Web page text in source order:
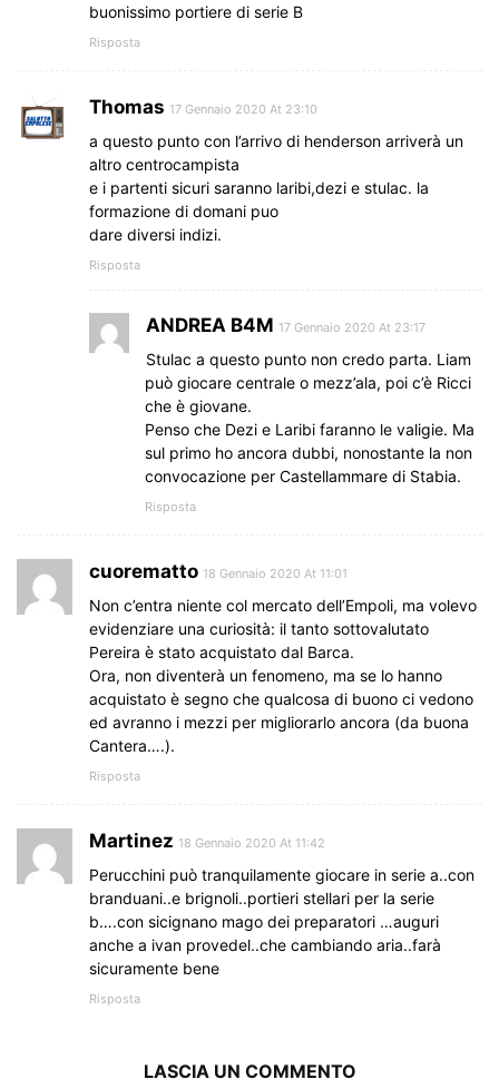
buonissimo portiere di serie B
Risposta
Thomas 17 Gennaio 2020 At 23:10
a questo punto con l’arrivo di henderson arriverà un
altro centrocampista
e i partenti sicuri saranno laribi,dezi e stulac. la
formazione di domani puo
dare diversi indizi.
Risposta
ANDREA B4M 17 Gennaio 2020 At 23:17
Stulac a questo punto non credo parta. Liam
può giocare centrale o mezz’ala, poi c’è Ricci
che è giovane.
Penso che Dezi e Laribi faranno le valigie. Ma
sul primo ho ancora dubbi, nonostante la non
convocazione per Castellammare di Stabia.
Risposta
cuorematto 18 Gennaio 2020 At 11:01
Non c’entra niente col mercato dell’Empoli, ma volevo
evidenziare una curiosità: il tanto sottovalutato
Pereira è stato acquistato dal Barca.
Ora, non diventerà un fenomeno, ma se lo hanno
acquistato è segno che qualcosa di buono ci vedono
ed avranno i mezzi per migliorarlo ancora (da buona
Cantera….).
Risposta
Martinez 18 Gennaio 2020 At 11:42
Perucchini può tranquilamente giocare in serie a..con
branduani..e brignoli..portieri stellari per la serie
b….con sicignano mago dei preparatori …auguri
anche a ivan provedel..che cambiando aria..farà
sicuramente bene
Risposta
LASCIA UN COMMENTO